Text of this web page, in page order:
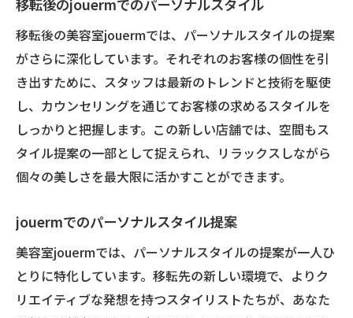
移転後のjouermでのパーソナルスタイル
移転後の美容室jouermでは、パーソナルスタイルの提案
がさらに深化しています。それぞれのお客様の個性を引
き出すために、スタッフは最新のトレンドと技術を駆使
し、カウンセリングを通じてお客様の求めるスタイルを
しっかりと把握します。この新しい店舗では、空間もス
タイル提案の一部として捉えられ、リラックスしながら
個々の美しさを最大限に活かすことができます。
jouermでのパーソナルスタイル提案
美容室jouermでは、パーソナルスタイルの提案が一人ひ
とりに特化しています。移転先の新しい環境で、よりク
リエイティブな発想を持つスタイリストたちが、あなた